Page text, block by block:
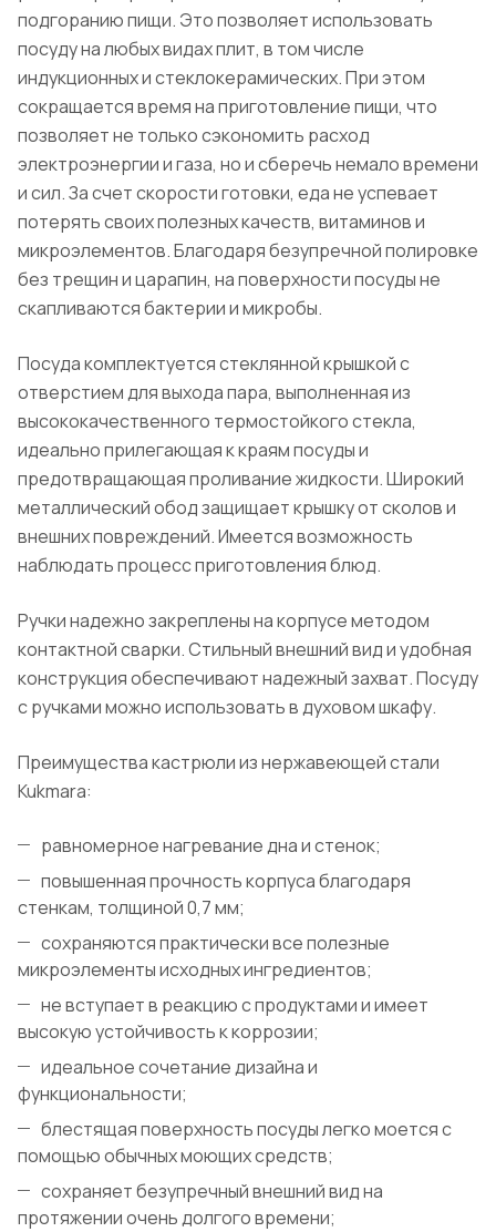
подгоранию пищи. Это позволяет использовать
посуду на любых видах плит, в том числе
индукционных и стеклокерамических. При этом
сокращается время на приготовление пищи, что
позволяет не только сэкономить расход
электроэнергии и газа, но и сберечь немало времени
и сил. За счет скорости готовки, еда не успевает
потерять своих полезных качеств, витаминов и
микроэлементов. Благодаря безупречной полировке
без трещин и царапин, на поверхности посуды не
скапливаются бактерии и микробы.
Посуда комплектуется стеклянной крышкой с
отверстием для выхода пара, выполненная из
высококачественного термостойкого стекла,
идеально прилегающая к краям посуды и
предотвращающая проливание жидкости. Широкий
металлический обод защищает крышку от сколов и
внешних повреждений. Имеется возможность
наблюдать процесс приготовления блюд.
Ручки надежно закреплены на корпусе методом
контактной сварки. Стильный внешний вид и удобная
конструкция обеспечивают надежный захват. Посуду
с ручками можно использовать в духовом шкафу.
Преимущества кастрюли из нержавеющей стали
Kukmara:
равномерное нагревание дна и стенок;
повышенная прочность корпуса благодаря
стенкам, толщиной 0,7 мм;
сохраняются практически все полезные
микроэлементы исходных ингредиентов;
не вступает в реакцию с продуктами и имеет
высокую устойчивость к коррозии;
идеальное сочетание дизайна и
функциональности;
блестящая поверхность посуды легко моется с
помощью обычных моющих средств;
сохраняет безупречный внешний вид на
протяжении очень долгого времени;